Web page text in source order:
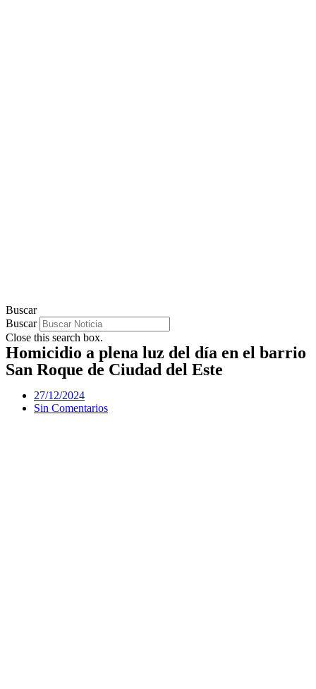
Buscar
Buscar
Close this search box.
Homicidio a plena luz del día en el barrio
San Roque de Ciudad del Este
27/12/2024
Sin Comentarios